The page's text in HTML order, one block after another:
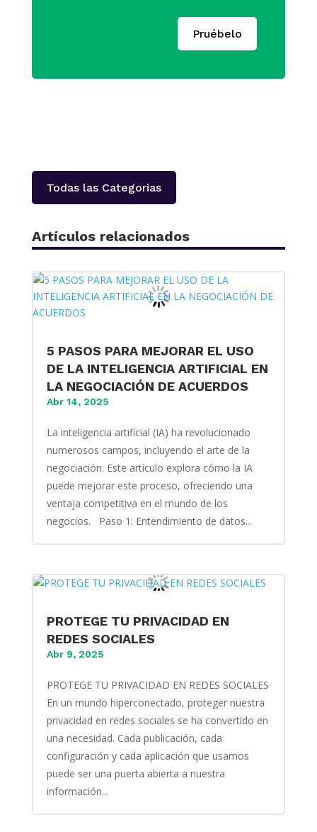
Pruébelo
Todas las Categorias
Artículos relacionados
5 PASOS PARA MEJORAR EL USO
DE LA INTELIGENCIA ARTIFICIAL EN
LA NEGOCIACIÓN DE ACUERDOS
Abr 14, 2025
La inteligencia artificial (IA) ha revolucionado
numerosos campos, incluyendo el arte de la
negociación. Este artículo explora cómo la IA
puede mejorar este proceso, ofreciendo una
ventaja competitiva en el mundo de los
negocios. Paso 1: Entendimiento de datos...
PROTEGE TU PRIVACIDAD EN
REDES SOCIALES
Abr 9, 2025
PROTEGE TU PRIVACIDAD EN REDES SOCIALES
En un mundo hiperconectado, proteger nuestra
privacidad en redes sociales se ha convertido en
una necesidad. Cada publicación, cada
configuración y cada aplicación que usamos
puede ser una puerta abierta a nuestra
información...